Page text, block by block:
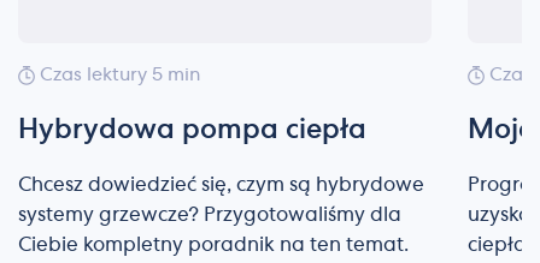
Czas lektury 5 min
Hybrydowa pompa ciepła
Chcesz dowiedzieć się, czym są hybrydowe
systemy grzewcze? Przygotowaliśmy dla
Ciebie kompletny poradnik na ten temat.
Czas
Moje
ciepła